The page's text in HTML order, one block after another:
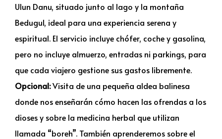
Ulun Danu, situado junto al lago y la montaña
Bedugul, ideal para una experiencia serena y
espiritual. El servicio incluye chófer, coche y gasolina,
pero no incluye almuerzo, entradas ni parkings, para
que cada viajero gestione sus gastos libremente.
Opcional:Visita de una pequeña aldea balinesa
donde nos enseñarán cómo hacen las ofrendas a los
dioses y sobre la medicina herbal que utilizan
llamada “boreh”. También aprenderemos sobre el